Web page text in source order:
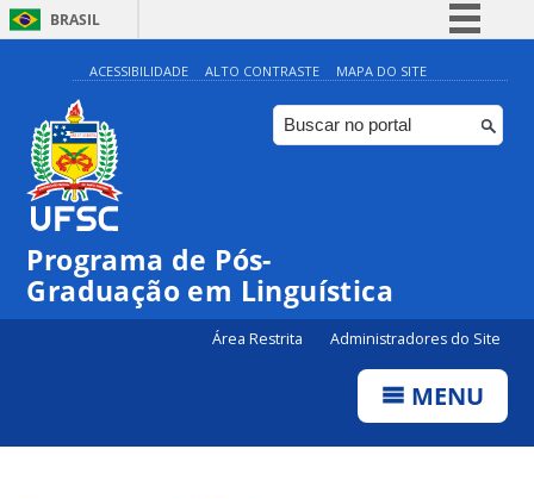
BRASIL
Simplifique!
Comunica BR
Participe
ACESSIBILIDADE ALTO CONTRASTE MAPA DO SITE
Programa de Pós-
Graduação em Linguística
Área Restrita Administradores do Site
MENU